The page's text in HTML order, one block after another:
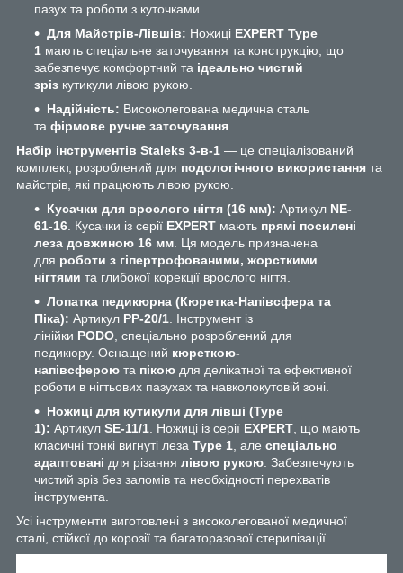
пазух та роботи з куточками.
Для Майстрів-Лівшів: Ножиці EXPERT Type
1 мають спеціальне заточування та конструкцію, що
забезпечує комфортний та ідеально чистий
зріз кутикули лівою рукою.
Надійність: Високолегована медична сталь
та фірмове ручне заточування
Набір інструментів Staleks 3-в-1 — це спеціалізований
комплект, розроблений для подологічного використання та
майстрів, які працюють лівою рукою.
Кусачки для врослого нігтя (16 мм): Артикул NE-
61-16 . Кусачки із серії EXPERT мають прямі посилені
леза довжиною 16 мм . Ця модель призначена
для роботи з гіпертрофованими, жорсткими
нігтями та глибокої корекції врослого нігтя.
Лопатка педикюрна (Кюретка-Напівсфера та
Піка): Артикул PP-20/1 . Інструмент із
лінійки PODO , спеціально розроблений для
педикюру. Оснащений кюреткою-
напівсферою та пікою для делікатної та ефективної
роботи в нігтьових пазухах та навколокутовій зоні.
Ножиці для кутикули для лівші (Type
1): Артикул SE-11/1 . Ножиці із серії EXPERT , що мають
класичні тонкі вигнуті леза Type 1 , але спеціально
адаптовані для різання лівою рукою . Забезпечують
чистий зріз без заломів та необхідності перехватів
інструмента.
Усі інструменти виготовлені з високолегованої медичної
сталі, стійкої до корозії та багаторазової стерилізації.